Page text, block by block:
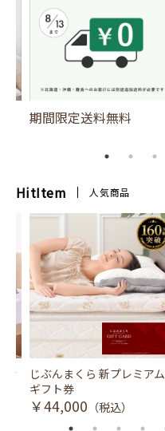
期間限定送料無料
HitItem 人気商品
冷
じぶんまくら 新プレミアム
ギフト券
￥44,000 （税込）